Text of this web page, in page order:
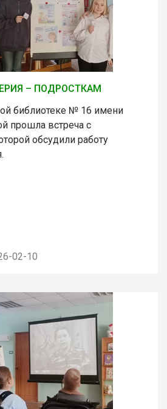
– ПОДРОСТКАМ
библиотеке № 16 имени
прошла встреча с
обсудили работу
02-10